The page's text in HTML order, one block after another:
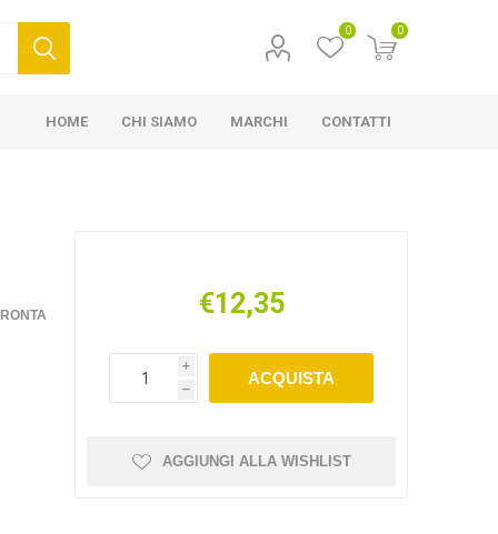
0 0
HOME CHI SIAMO MARCHI CONTATTI
€12,35
i
h
ACQUISTA
AGGIUNGI ALLA WISHLIST